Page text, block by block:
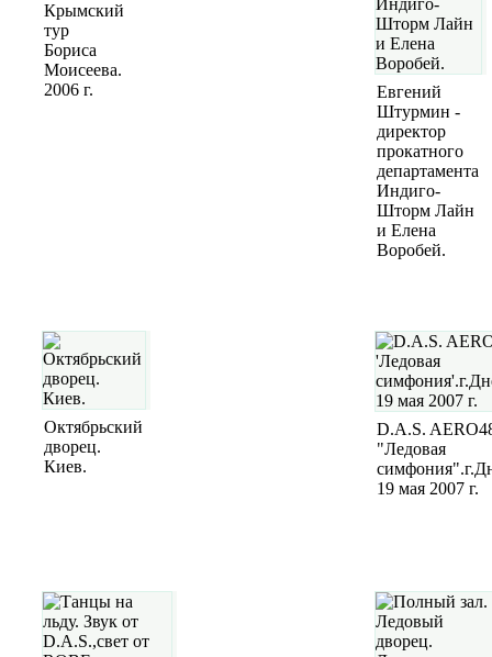
Крымский
тур
Бориса
Моисеева.
2006 г.
Евгений
Штурмин -
директор
прокатного
департамента
Индиго-
Шторм Лайн
и Елена
Воробей.
Октябрьский
дворец.
Киев.
D.A.S.
"Ледовая
19 мая 2007 г.